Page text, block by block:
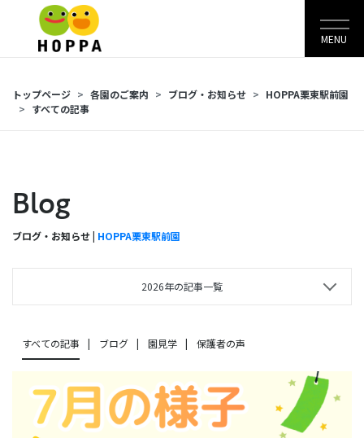
MENU
トップページ 各園のご案内 ブログ・お知らせ
HOPPA栗東駅前園
すべての記事
Blog
ブログ・お知らせ | HOPPA栗東駅前園
2026年の記事一覧
すべての記事 ブログ 園見学 保護者の声